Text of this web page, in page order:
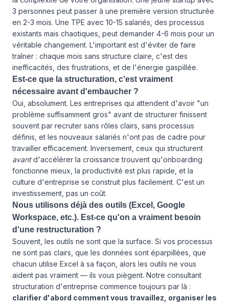
3 personnes peut passer à une première version structurée
en 2-3 mois. Une TPE avec 10-15 salariés, des processus
existants mais chaotiques, peut demander 4-6 mois pour un
véritable changement. L'important est d'éviter de faire
traîner : chaque mois sans structure claire, c'est des
inefficacités, des frustrations, et de l'énergie gaspillée.
Est-ce que la structuration, c'est vraiment
nécessaire avant d'embaucher ?
Oui, absolument. Les entreprises qui attendent d'avoir "un
problème suffisamment gros" avant de structurer finissent
souvent par recruter sans rôles clairs, sans processus
définis, et les nouveaux salariés n'ont pas de cadre pour
travailler efficacement. Inversement, ceux qui structurent
avantd'accélérer la croissance trouvent qu'onboarding
fonctionne mieux, la productivité est plus rapide, et la
culture d'entreprise se construit plus facilement. C'est un
investissement, pas un coût.
Nous utilisons déjà des outils (Excel, Google
Workspace, etc.). Est-ce qu'on a vraiment besoin
d'une restructuration ?
Souvent, les outils ne sont que la surface. Si vos processus
ne sont pas clairs, que les données sont éparpillées, que
chacun utilise Excel à sa façon, alors les outils ne vous
aident pas vraiment — ils vous piègent. Notre consultant
structuration d'entreprise commence toujours par là :
clarifier d'abord comment vous travaillez, organiser les